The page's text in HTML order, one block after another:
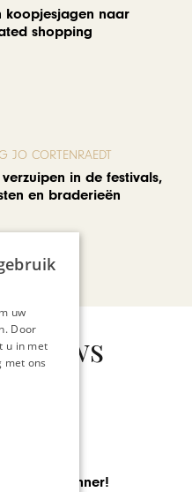
koopjesjagen naar
shopping
JO CORTENRAEDT
in de festivals,
en braderieën
got a winner!
uw
Door
u in met
met ons